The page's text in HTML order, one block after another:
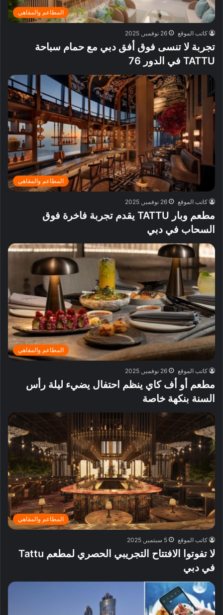
المطاعم والمقاهي
كاتب الموقع 26 نوفمبر, 2025
تجربة لا تنسى فوق أفق دبي مع حمام سباحة
TATTU في الدور 76
المطاعم والمقاهي
كاتب الموقع 26 نوفمبر, 2025
مطعم وبار TATTU يقدم تجربة فاخرة فوق
السحاب في دبي
المطاعم والمقاهي
كاتب الموقع 26 نوفمبر, 2025
مطعم أو أف كاي ينظم احتفال يضيء ليلة رأس
السنة بنكهة خاصة
المطاعم والمقاهي
كاتب الموقع 5 سبتمبر, 2025
لا تفوتوا الافتتاح التجريبي الحصري لمطعم Tattu
في دبي